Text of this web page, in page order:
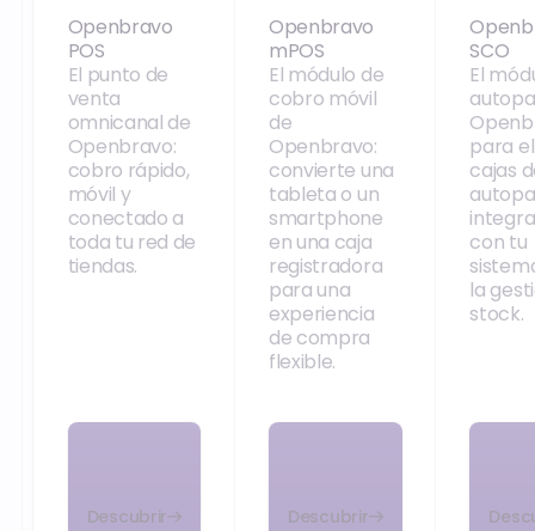
Openbravo
POS
Openbravo POS
El punto de
venta
omnicanal de
Openbravo:
cobro rápido,
móvil y
conectado a
toda tu red de
tiendas.
Descubrir
Openbravo
mPOS
Openbravo mPOS
El módulo de
cobro móvil
de
Openbravo:
convierte una
tableta o un
smartphone
en una caja
registradora
para una
experiencia
de compra
flexible.
Descubrir
SCO
El
para
cajas
con tu
la
stock.